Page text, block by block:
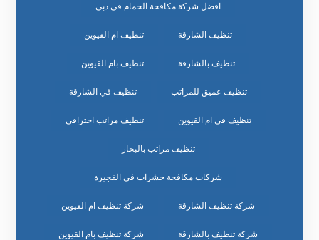
افضل شركة مكافحة الحمام في دبي
تنظيف الشارقة تنظيف ام القيوين
تنظيف بالشارقة تنظيف بام القيوين
تنظيف عميق للمراتب تنظيف في الشارقة
تنظيف في ام القيوين تنظيف مراتب احترافي
تنظيف مراتب بالبخار
شركات مكافحة حشرات في الفجيرة
شركة تنظيف الشارقة شركة تنظيف ام القيوين
شركة تنظيف بالشارقة شركة تنظيف بام القيوين